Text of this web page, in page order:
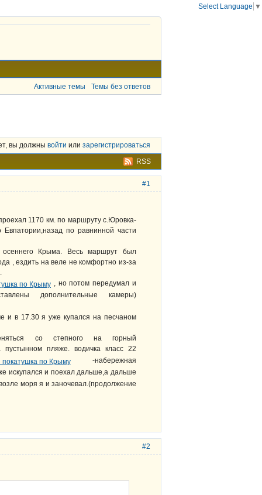
Активные темы Темы без ответов
вы должны войти или зарегистрироваться
RSS
#1
1170 км. по маршруту с.Юровка-
по равнинной части
Крыма. Весь маршрут был
, ездить на веле не комфортно из-за
, но потом передумал и
дополнительные камеры)
и в 17.30 я уже купался на песчаном
со степного на горный
пустынном пляже. водичка класс 22
-набережная
искупался и поехал дальше,а дальше
моря я и заночевал.(продолжение
#2
Select Language ▼